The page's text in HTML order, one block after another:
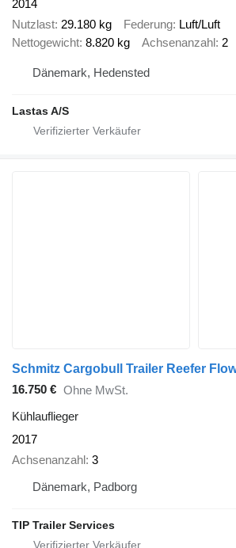
2014
Nutzlast 29.180 kg Federung Luft/Luft
Nettogewicht 8.820 kg Achsenanzahl 2
Dänemark, Hedensted
Lastas A/S
16.750 € Ohne MwSt.
Kühlauflieger
2017
Achsenanzahl
3
Dänemark, Padborg
TIP Trailer Services